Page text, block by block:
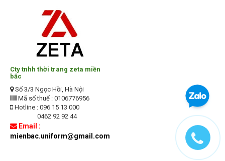
Cty tnhh thời trang zeta miền
bắc
Số 3/3 Ngọc Hồi, Hà Nội
Mã số thuế : 0106776956
Hotline : 096 15 13 000
0462 92 92 44
Email :
mienbac.uniform@gmail.com